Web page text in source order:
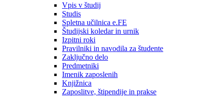
Vpis v študij
Studis
Spletna učilnica e.FE
Študijski koledar in urnik
Izpitni roki
Pravilniki in navodila za študente
Zaključno delo
Predmetniki
Imenik zaposlenih
Knjižnica
Zaposlitve, štipendije in prakse